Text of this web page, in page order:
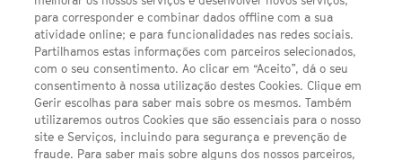
Escolhas de Anúncios
Política de privacidade
Termos E Condições
para corresponder e combinar dados offline com a sua
atividade online; e para funcionalidades nas redes sociais.
Partilhamos estas informações com parceiros selecionados,
com o seu consentimento. Ao clicar em “Aceito”, dá o seu
consentimento à nossa utilização destes Cookies. Clique em
Gerir escolhas para saber mais sobre os mesmos. Também
utilizaremos outros Cookies que são essenciais para o nosso
site e Serviços, incluindo para segurança e prevenção de
fraude. Para saber mais sobre alguns dos nossos parceiros,